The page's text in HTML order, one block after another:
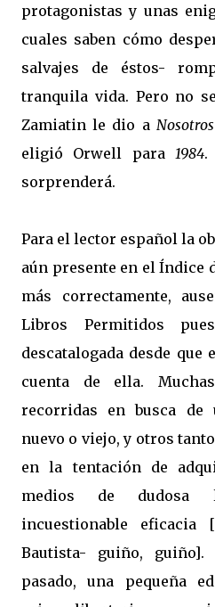
protagonistas y unas
cuales saben cómo
salvajes de éstos-
tranquila vida. Pero no
Zamiatin le dio a Nosotros
eligió Orwell para1984.
sorprenderá.
Para el lector español la
aún presente en el Índice
más correctamente,
Libros Permitidos
descatalogada desde que
cuenta de ella.
recorridas en busca de
nuevo o viejo, y otros
en la tentación de
medios de dudosa
incuestionable eficacia
Bautista- guiño,
pasado, una pequeña